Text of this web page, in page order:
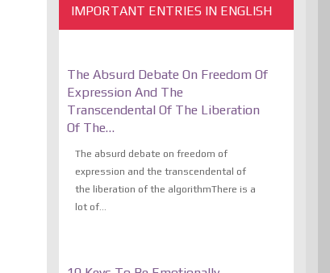
IMPORTANT ENTRIES IN ENGLISH
The Absurd Debate On Freedom Of
Expression And The
Transcendental Of The Liberation
Of The…
The absurd debate on freedom of
expression and the transcendental of
the liberation of the algorithmThere is a
lot of...